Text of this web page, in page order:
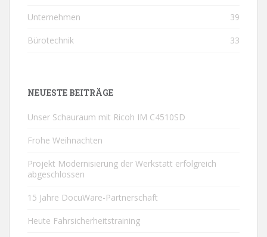
Unternehmen 39
Bürotechnik 33
NEUESTE BEITRÄGE
Unser Schauraum mit Ricoh IM C4510SD
Frohe Weihnachten
Projekt Modernisierung der Werkstatt erfolgreich
abgeschlossen
15 Jahre DocuWare-Partnerschaft
Heute Fahrsicherheitstraining